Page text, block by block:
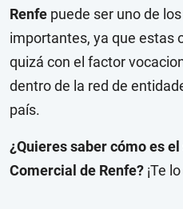
Renfe puede ser uno de
importantes, ya que estas
quizá con el factor
dentro de la red de
país.
¿Quieres saber cómo es
Comercial de Renfe? ¡Te